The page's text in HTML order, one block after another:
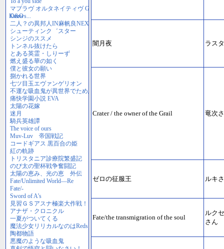
闇月夜 ラス
Crater / the owner of the Grail 竜次
ゼロの征服王 ルキ
Fate/the transmigration of the soul
ルク
さん